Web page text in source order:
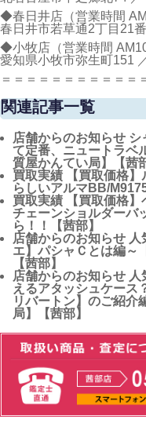
◆春日井店（営業時間
春日井市若草通2丁目21
◆小牧店（営業時間
愛知県小牧市弥生町151
＝＝＝＝＝＝＝＝＝＝＝
関連記事一覧
店舗からのお知らせ シ
て定番、ニュートラベ
質屋かんてい局】【茜
買取実績 【買取価格
らしいアルマBB/
買取実績 【買取価格
チェーンショルダーバ
ら！！【茜部】
店舗からのお知らせ 人
エ】パシャＣとは編～
【茜部】
店舗からのお知らせ 人
えるアタッシュケー
リバートン】のご紹介
局】【茜部】